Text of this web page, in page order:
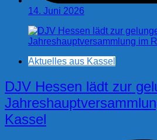
14. Juni 2026
Aktuelles aus Kassel
DJV Hessen lädt zur
Kassel